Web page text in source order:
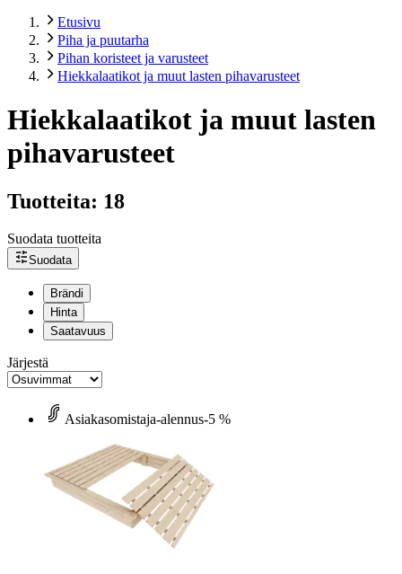
Etusivu
Piha ja puutarha
Pihan koristeet ja varusteet
Hiekkalaatikot ja muut lasten pihavarusteet
Hiekkalaatikot ja muut lasten
pihavarusteet
Tuotteita: 18
Suodata tuotteita
Suodata
Brändi
Hinta
Saatavuus
Järjestä
Asiakasomistaja-alennus-5 %